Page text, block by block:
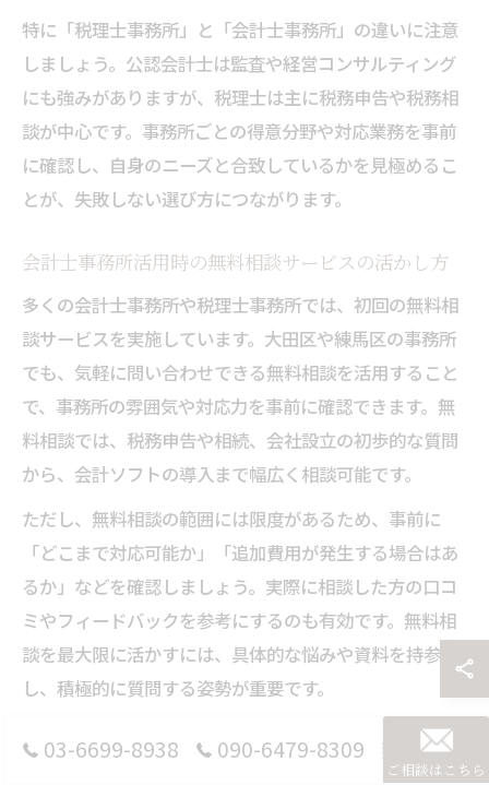
特に「税理士事務所」と「会計士事務所」の違いに注意
しましょう。公認会計士は監査や経営コンサルティング
にも強みがありますが、税理士は主に税務申告や税務相
談が中心です。事務所ごとの得意分野や対応業務を事前
に確認し、自身のニーズと合致しているかを見極めるこ
とが、失敗しない選び方につながります。
会計士事務所活用時の無料相談サービスの活かし方
多くの会計士事務所や税理士事務所では、初回の無料相
談サービスを実施しています。大田区や練馬区の事務所
でも、気軽に問い合わせできる無料相談を活用すること
で、事務所の雰囲気や対応力を事前に確認できます。無
料相談では、税務申告や相続、会社設立の初歩的な質問
から、会計ソフトの導入まで幅広く相談可能です。
ただし、無料相談の範囲には限度があるため、事前に
「どこまで対応可能か」「追加費用が発生する場合はあ
るか」などを確認しましょう。実際に相談した方の口コ
ミやフィードバックを参考にするのも有効です。無料相
談を最大限に活かすには、具体的な悩みや資料を持参
し、積極的に質問する姿勢が重要です。
相談前に確認したい会計士事務所の対応範囲
03-6699-8938 090-6479-8309
ご相談はこちら